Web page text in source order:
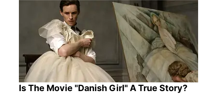
Is The Movie "Danish Girl" A True Story?